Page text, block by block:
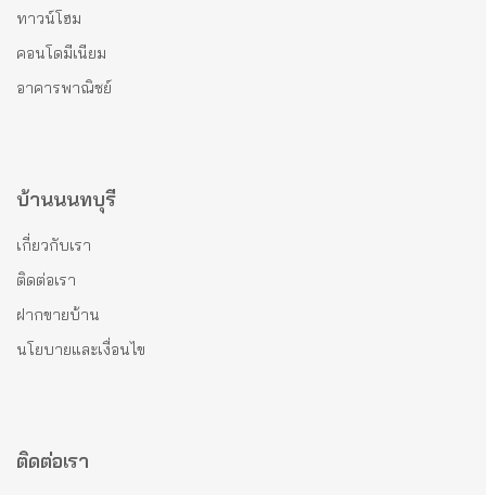
ทาวน์โฮม
คอนโดมีเนียม
อาคารพาณิชย์
บ้านนนทบุรี
เกี่ยวกับเรา
ติดต่อเรา
ฝากขายบ้าน
นโยบายและเงื่อนไข
ติดต่อเรา